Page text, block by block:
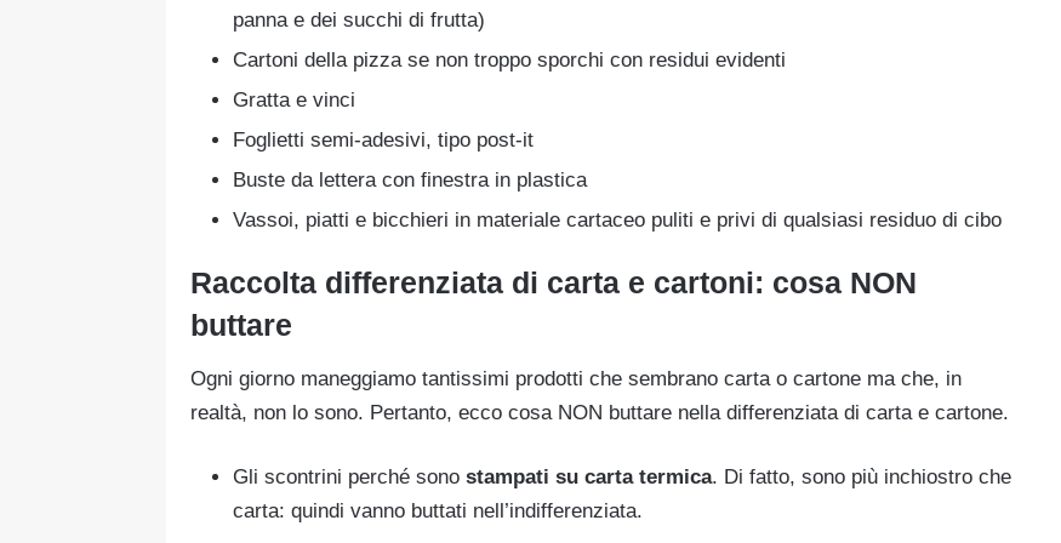
panna e dei succhi di frutta)
Cartoni della pizza se non troppo sporchi con residui evidenti
Gratta e vinci
Foglietti semi-adesivi, tipo post-it
Buste da lettera con finestra in plastica
Vassoi, piatti e bicchieri in materiale cartaceo puliti e privi di qualsiasi residuo di cibo
Raccolta differenziata di carta e cartoni: cosa NON
buttare
Ogni giorno maneggiamo tantissimi prodotti che sembrano carta o cartone ma che, in
realtà, non lo sono. Pertanto, ecco cosa NON buttare nella differenziata di carta e cartone.
Gli scontrini perché sono stampati su carta termica. Di fatto, sono più inchiostro che
carta: quindi vanno buttati nell’indifferenziata.